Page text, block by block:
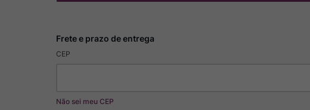
CEP
Não sei meu CEP